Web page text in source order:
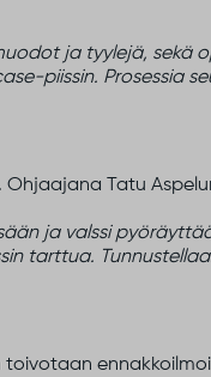
ja tyylejä, sekä
piissin. Prosessia
Tatu
ja valssi
tarttua.
toivotaan